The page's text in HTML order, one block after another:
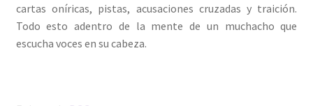
cartas oníricas, pistas, acusaciones cruzadas y traición.
Todo esto adentro de la mente de un muchacho que
escucha voces en su cabeza.